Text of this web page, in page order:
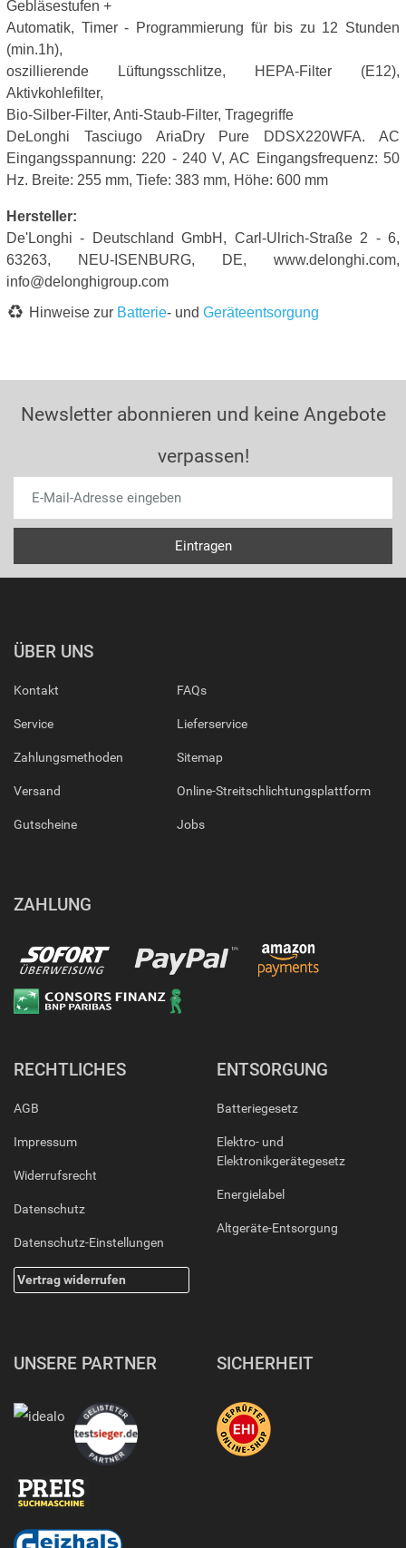
Gebläsestufen +
Automatik, Timer - Programmierung für bis zu 12 Stunden
(min.1h),
oszillierende Lüftungsschlitze, HEPA-Filter (E12),
Aktivkohlefilter,
Bio-Silber-Filter, Anti-Staub-Filter, Tragegriffe
DeLonghi Tasciugo AriaDry Pure DDSX220WFA. AC
Eingangsspannung: 220 - 240 V, AC Eingangsfrequenz: 50
Hz. Breite: 255 mm, Tiefe: 383 mm, Höhe: 600 mm
Hersteller:
De'Longhi - Deutschland GmbH, Carl-Ulrich-Straße 2 - 6,
63263, NEU-ISENBURG, DE, www.delonghi.com,
info@delonghigroup.com
Hinweise zur Batterie- und Geräteentsorgung
Newsletter abonnieren und keine Angebote
verpassen!
ÜBER UNS
Kontakt
Service
Zahlungsmethoden
Versand
Gutscheine
FAQs
Lieferservice
Sitemap
Online-Streitschlichtungsplattform
Jobs
ZAHLUNG
RECHTLICHES
AGB
Impressum
Widerrufsrecht
Datenschutz
Datenschutz-Einstellungen
Vertrag widerrufen
ENTSORGUNG
Batteriegesetz
Elektro- und
Elektronikgerätegesetz
Energielabel
Altgeräte-Entsorgung
UNSERE PARTNER SICHERHEIT